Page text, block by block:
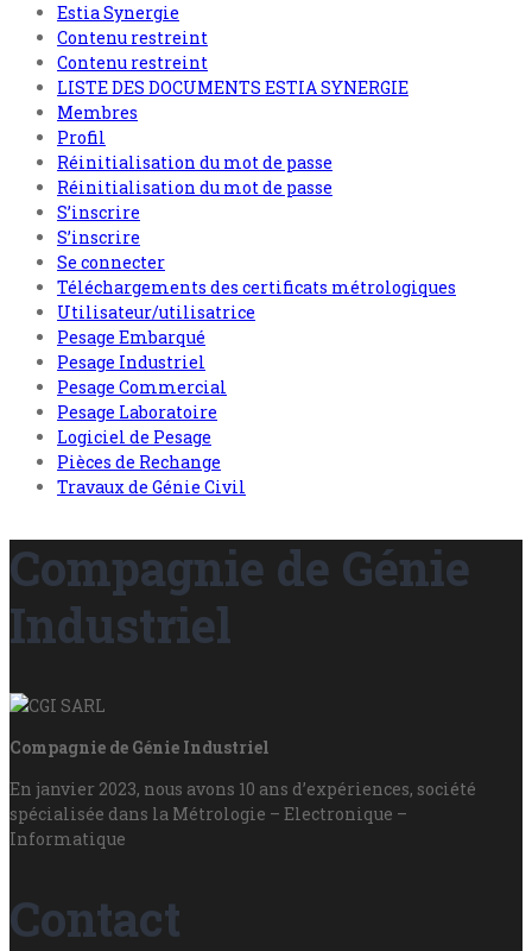
Estia Synergie
Contenu restreint
Contenu restreint
LISTE DES DOCUMENTS ESTIA SYNERGIE
Membres
Profil
Réinitialisation du mot de passe
Réinitialisation du mot de passe
S’inscrire
S’inscrire
Se connecter
Téléchargements des certificats métrologiques
Utilisateur/utilisatrice
Pesage Embarqué
Pesage Industriel
Pesage Commercial
Pesage Laboratoire
Logiciel de Pesage
Pièces de Rechange
Travaux de Génie Civil
Compagnie de Génie
Industriel
Compagnie de Génie Industriel
En janvier 2023, nous avons 10 ans d’expériences, société
spécialisée dans la Métrologie – Electronique –
Informatique
Contact